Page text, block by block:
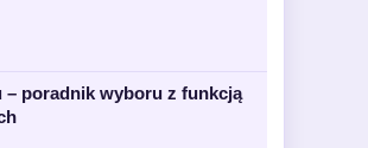
– poradnik wyboru z funkcją